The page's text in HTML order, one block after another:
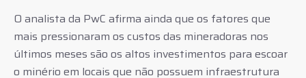
O analista da PwC afirma ainda que os fatores que
mais pressionaram os custos das mineradoras nos
últimos meses são os altos investimentos para escoar
o minério em locais que não possuem infraestrutura